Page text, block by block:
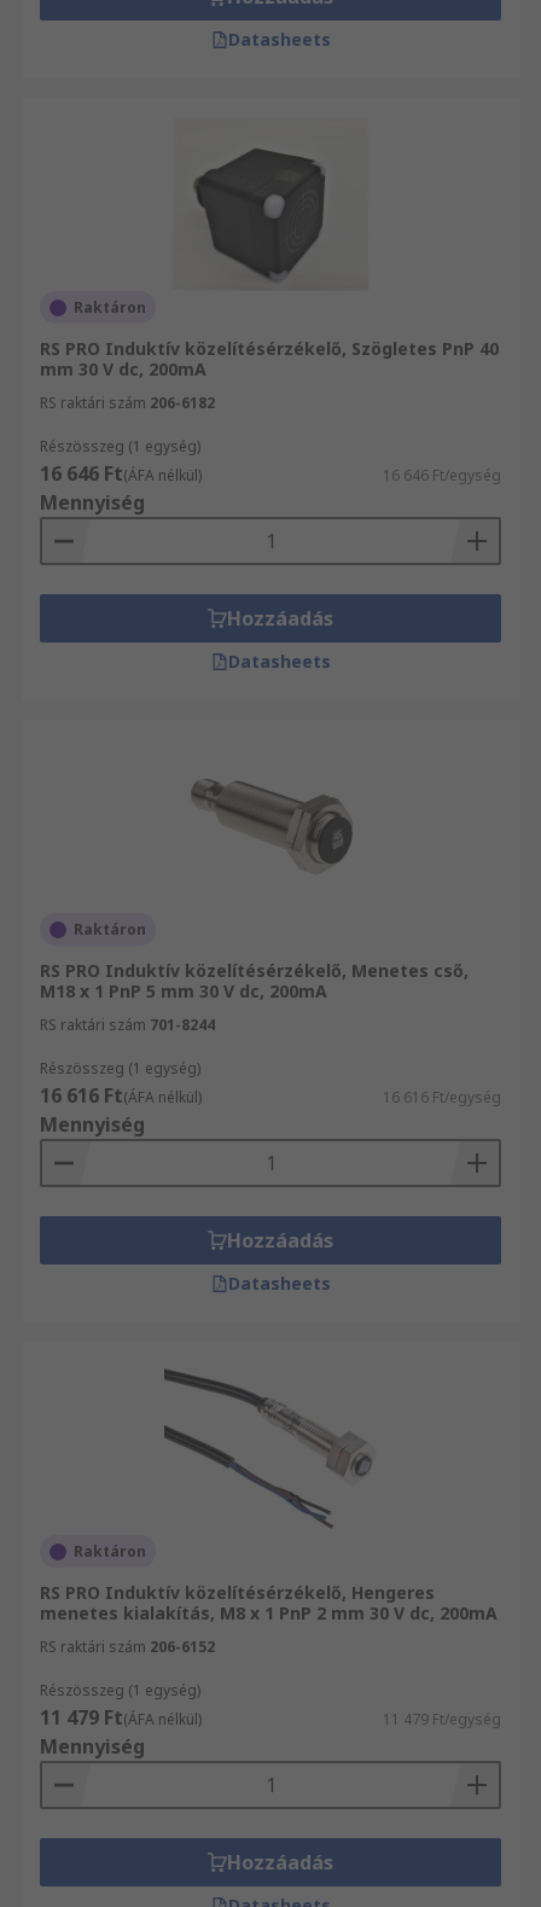
Datasheets
Raktáron
RS PRO Induktív közelítésérzékelő, Szögletes PnP 40
mm 30 V dc, 200mA
RS raktári szám 206-6182
Részösszeg (1 egység)
16 646 Ft(ÁFA nélkül) 16 646 Ft/egység
Mennyiség
Hozzáadás
Datasheets
Raktáron
RS PRO Induktív közelítésérzékelő, Menetes cső,
M18 x 1 PnP 5 mm 30 V dc, 200mA
RS raktári szám 701-8244
Részösszeg (1 egység)
16 616 Ft(ÁFA nélkül) 16 616 Ft/egység
Mennyiség
Hozzáadás
Datasheets
Raktáron
RS PRO Induktív közelítésérzékelő, Hengeres
menetes kialakítás, M8 x 1 PnP 2 mm 30 V dc, 200mA
RS raktári szám 206-6152
Részösszeg (1 egység)
11 479 Ft(ÁFA nélkül) 11 479 Ft/egység
Mennyiség
Hozzáadás